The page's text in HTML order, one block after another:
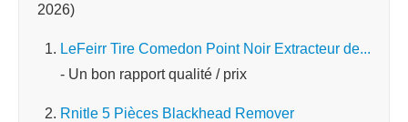
2026)
LeFeirr Tire Comedon Point Noir Extracteur de...
- Un bon rapport qualité / prix
Rnitle 5 Pièces Blackhead Remover